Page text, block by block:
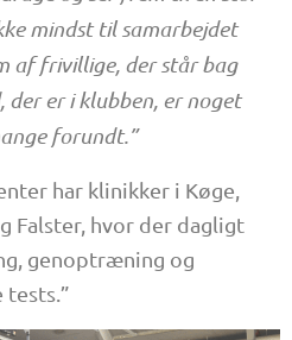
mindst til samarbejdet
af frivillige, der står bag
der er i klubben, er noget
forundt.”
har klinikker i Køge,
Falster, hvor der dagligt
genoptræning og